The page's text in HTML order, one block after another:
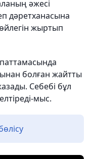
әжесі
дәретханасына
жыртып
болған жайтты
Себебі бұл
мыс.